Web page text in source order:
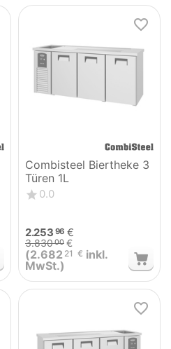
Combisteel Biertheke 3
Türen 1L
0.0
2.253 96 €
3.83000 €
(2.682 21 € inkl.
MwSt.)